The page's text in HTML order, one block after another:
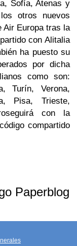
Sofía, Atenas y
otros nuevos
Air Europa tras la
con Alitalia
ha puesto su
por dicha
como son:
Turín, Verona,
Pisa, Trieste,
con la
compartido